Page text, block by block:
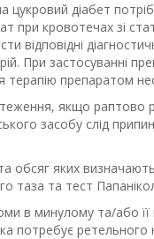
діабет
при кровотечах зі
відповідні
При застосуванні
терапію препаратом
якщо раптово
засобу слід
обсяг яких
таза та тест
в минулому та/або
потребує ретельного